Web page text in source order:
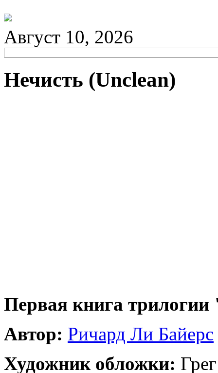
Август 10, 2026
Нечисть (Unclean)
Первая книга
Автор: Ричард Ли Байерс
Художник обложки: